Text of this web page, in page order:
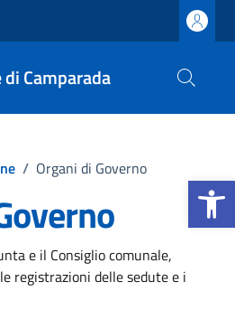
Apri la
Camparada
/ Organi di Governo
e il Consiglio comunale,
registrazioni delle sedute e i